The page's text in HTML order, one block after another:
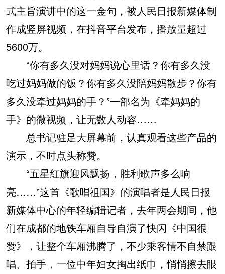
式主旨演讲中的这一金句，被人民日报新媒体制
作成竖屏视频，在抖音平台发布，播放量超过
5600万。
“你有多久没对妈妈说心里话？你有多久没
吃过妈妈做的饭？你有多久没陪妈妈散步？你有
多久没牵过妈妈的手？”一部名为《牵妈妈的
手》的微视频，让无数人动容……
总书记驻足大屏幕前，认真观看这些产品的
演示，不时点头称赞。
“五星红旗迎风飘扬，胜利歌声多么响
亮……”这首《歌唱祖国》的演唱者是人民日报
新媒体中心的年轻编辑记者，去年两会期间，他
们在成都的地铁车厢自导自演了快闪《中国很
赞》，让整个车厢沸腾了，不少乘客情不自禁跟
唱、拍手，一位中年妇女掏出纸巾，悄悄擦去眼